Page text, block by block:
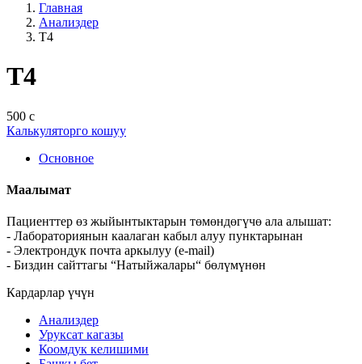
Главная
Анализдер
Т4
Т4
500 с
Калькуляторго кошуу
Основное
Маалымат
Пациенттер өз жыйынтыктарын төмөндөгүчө ала алышат:
- Лабораториянын каалаган кабыл алуу пунктарынан
- Электрондук почта аркылуу (e-mail)
- Биздин сайттагы “Натыйжалары“ бөлүмүнөн
Кардарлар үчүн
Анализдер
Уруксат кагазы
Коомдук келишими